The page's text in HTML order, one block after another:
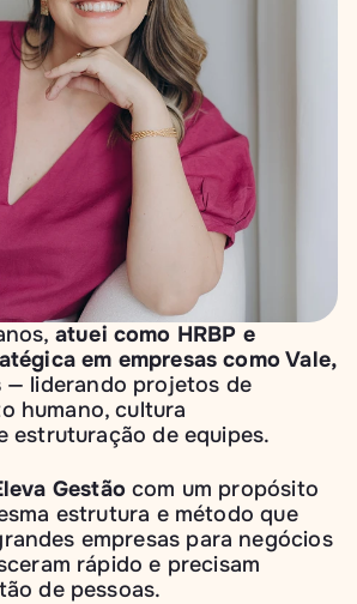
atuei como HRBP e
em empresas como Vale,
— liderando projetos de
humano, cultura
estruturação de equipes.
Gestão com um propósito
estrutura e método que
empresas para negócios
rápido e precisam
de pessoas.